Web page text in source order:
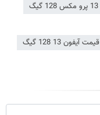
قیمت آیفون 13 128 گیگ